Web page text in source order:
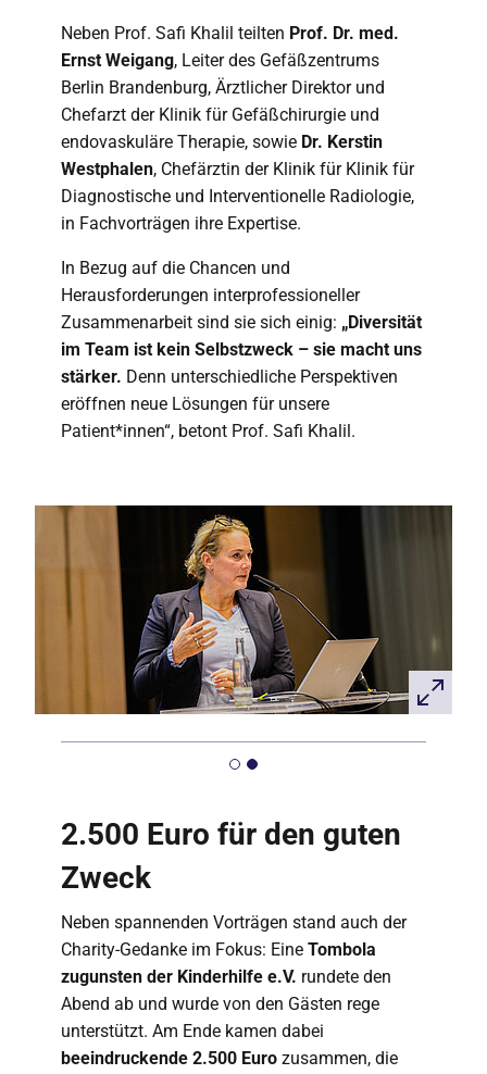
Neben Prof. Safi Khalil teilten Prof. Dr. med.
Ernst Weigang, Leiter des Gefäßzentrums
Berlin Brandenburg, Ärztlicher Direktor und
Chefarzt der Klinik für Gefäßchirurgie und
endovaskuläre Therapie, sowie Dr. Kerstin
Westphalen, Chefärztin der Klinik für Klinik für
Diagnostische und Interventionelle Radiologie,
in Fachvorträgen ihre Expertise.
In Bezug auf die Chancen und
Herausforderungen interprofessioneller
Zusammenarbeit sind sie sich einig: „Diversität
im Team ist kein Selbstzweck – sie macht uns
stärker. Denn unterschiedliche Perspektiven
eröffnen neue Lösungen für unsere
Patient*innen“, betont Prof. Safi Khalil.
2.500 Euro für den guten
Zweck
Neben spannenden Vorträgen stand auch der
Charity-Gedanke im Fokus: Eine Tombola
zugunsten der Kinderhilfe e.V. rundete den
Abend ab und wurde von den Gästen rege
unterstützt. Am Ende kamen dabei
beeindruckende 2.500 Euro zusammen, die